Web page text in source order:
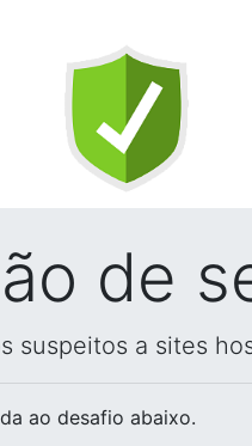
de
suspeitos a sites
ao desafio abaixo.